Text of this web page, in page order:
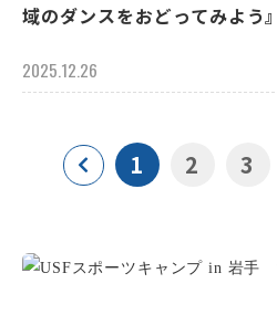
域のダンスをおどってみよう
2025.12.26
1 2 3